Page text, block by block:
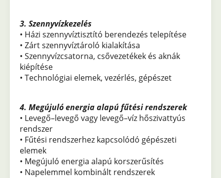
3. Szennyvízkezelés
• Házi szennyvíztisztító berendezés telepítése
• Zárt szennyvíztároló kialakítása
• Szennyvízcsatorna, csővezetékek és aknák
kiépítése
• Technológiai elemek, vezérlés, gépészet
4. Megújuló energia alapú fűtési rendszerek
• Levegő–levegő vagy levegő–víz hőszivattyús
rendszer
• Fűtési rendszerhez kapcsolódó gépészeti
elemek
• Megújuló energia alapú korszerűsítés
• Napelemmel kombinált rendszerek